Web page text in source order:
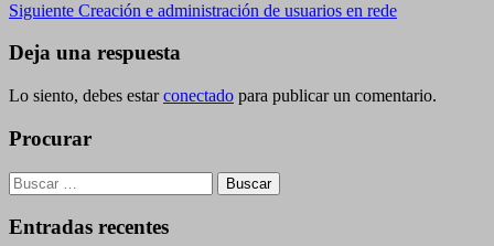
de
entradas
anterior
Siguiente
Siguiente Creación e administración de usuarios en rede
Deja una respuesta
Lo siento, debes estarconectado para publicar un comentario.
Procurar
Buscar:
Entradas recentes